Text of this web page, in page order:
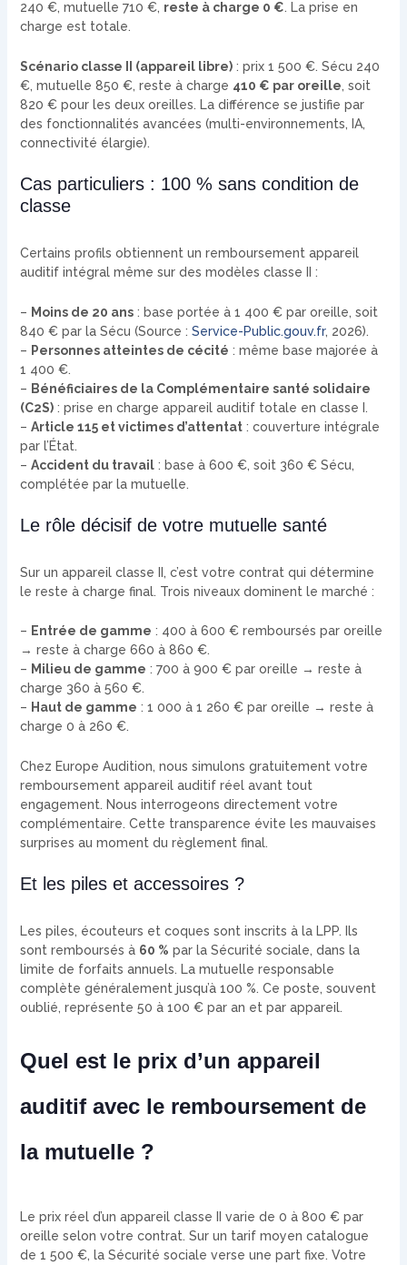
240 €, mutuelle 710 €, reste à charge 0 €. La prise en
charge est totale.
Scénario classe II (appareil libre): prix 1 500 €. Sécu 240
€, mutuelle 850 €, reste à charge 410 € par oreille, soit
820 € pour les deux oreilles. La différence se justifie par
des fonctionnalités avancées (multi-environnements, IA,
connectivité élargie).
Cas particuliers : 100 % sans condition de
classe
Certains profils obtiennent un remboursement appareil
auditif intégral même sur des modèles classe II :
– Moins de 20 ans: base portée à 1 400 € par oreille, soit
840 € par la Sécu (Source : Service-Public.gouv.fr, 2026).
– Personnes atteintes de cécité : même base majorée à
1 400 €.
– Bénéficiaires de la Complémentaire santé solidaire
(C2S): prise en charge appareil auditif totale en classe I.
– Article 115 et victimes d’attentat: couverture intégrale
par l’État.
– Accident du travail: base à 600 €, soit 360 € Sécu,
complétée par la mutuelle.
Le rôle décisif de votre mutuelle santé
Sur un appareil classe II, c’est votre contrat qui détermine
le reste à charge final. Trois niveaux dominent le marché :
– Entrée de gamme : 400 à 600 € remboursés par oreille
→ reste à charge 660 à 860 €.
– Milieu de gamme : 700 à 900 € par oreille → reste à
charge 360 à 560 €.
– Haut de gamme : 1 000 à 1 260 € par oreille → reste à
charge 0 à 260 €.
Chez Europe Audition, nous simulons gratuitement votre
remboursement appareil auditif réel avant tout
engagement. Nous interrogeons directement votre
complémentaire. Cette transparence évite les mauvaises
surprises au moment du règlement final.
Et les piles et accessoires ?
Les piles, écouteurs et coques sont inscrits à la LPP. Ils
sont remboursés à 60 % par la Sécurité sociale, dans la
limite de forfaits annuels. La mutuelle responsable
complète généralement jusqu’à 100 %. Ce poste, souvent
oublié, représente 50 à 100 € par an et par appareil.
Quel est le prix d’un appareil
auditif avec le remboursement de
la mutuelle ?
Le prix réel d’un appareil classe II varie de 0 à 800 € par
oreille selon votre contrat. Sur un tarif moyen catalogue
de 1 500 €, la Sécurité sociale verse une part fixe. Votre